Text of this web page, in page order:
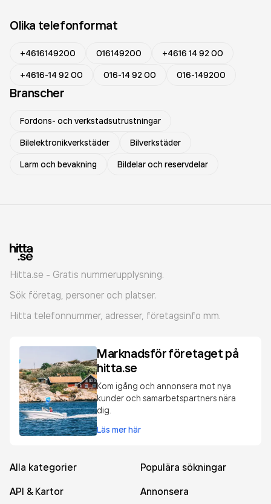
Olika telefonformat
+4616149200 016149200
+4616 14 92 00
+4616-14 92 00
016-14 92 00 016-149200
Branscher
Fordons- och verkstadsutrustningar
Bilelektronikverkstäder
Bilverkstäder
Larm och bevakning
Bildelar och reservdelar
Hitta.se - Gratis nummerupplysning.
Sök företag, personer och platser.
Hitta telefonnummer, adresser, företagsinfo mm.
Marknadsför företaget på
hitta.se
Kom igång och annonsera mot nya
kunder och samarbetspartners nära
dig.
Läs mer här
Alla kategorier
Populära sökningar
API & Kartor
Annonsera